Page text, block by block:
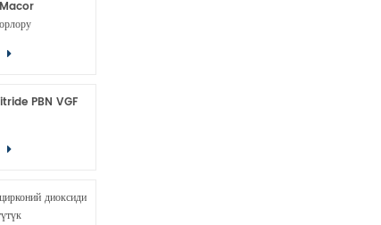
Macor
PBN VGF
диоксиди